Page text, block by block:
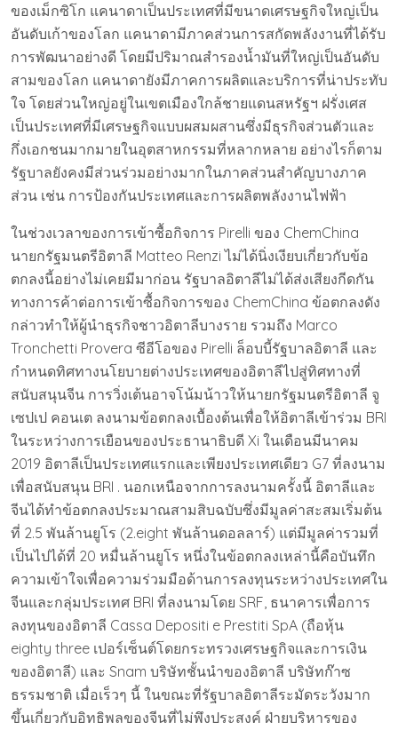
ของเม็กซิโก แคนาดาเป็นประเทศที่มีขนาดเศรษฐกิจใหญ่เป็น
อันดับเก้าของโลก แคนาดามีภาคส่วนการสกัดพลังงานที่ได้รับ
การพัฒนาอย่างดี โดยมีปริมาณสำรองน้ำมันที่ใหญ่เป็นอันดับ
สามของโลก แคนาดายังมีภาคการผลิตและบริการที่น่าประทับ
ใจ โดยส่วนใหญ่อยู่ในเขตเมืองใกล้ชายแดนสหรัฐฯ ฝรั่งเศส
เป็นประเทศที่มีเศรษฐกิจแบบผสมผสานซึ่งมีธุรกิจส่วนตัวและ
กึ่งเอกชนมากมายในอุตสาหกรรมที่หลากหลาย อย่างไรก็ตาม
รัฐบาลยังคงมีส่วนร่วมอย่างมากในภาคส่วนสำคัญบางภาค
ส่วน เช่น การป้องกันประเทศและการผลิตพลังงานไฟฟ้า
ในช่วงเวลาของการเข้าซื้อกิจการ Pirelli ของ ChemChina
นายกรัฐมนตรีอิตาลี Matteo Renzi ไม่ได้นิ่งเงียบเกี่ยวกับข้อ
ตกลงนี้อย่างไม่เคยมีมาก่อน รัฐบาลอิตาลีไม่ได้ส่งเสียงกีดกัน
ทางการค้าต่อการเข้าซื้อกิจการของ ChemChina ข้อตกลงดัง
กล่าวทำให้ผู้นำธุรกิจชาวอิตาลีบางราย รวมถึง Marco
Tronchetti Provera ซีอีโอของ Pirelli ล็อบบี้รัฐบาลอิตาลี และ
กำหนดทิศทางนโยบายต่างประเทศของอิตาลีไปสู่ทิศทางที่
สนับสนุนจีน การวิ่งเต้นอาจโน้มน้าวให้นายกรัฐมนตรีอิตาลี จู
เซปเป คอนเต ลงนามข้อตกลงเบื้องต้นเพื่อให้อิตาลีเข้าร่วม BRI
ในระหว่างการเยือนของประธานาธิบดี Xi ในเดือนมีนาคม
2019 อิตาลีเป็นประเทศแรกและเพียงประเทศเดียว G7 ที่ลงนาม
เพื่อสนับสนุน BRI . นอกเหนือจากการลงนามครั้งนี้ อิตาลีและ
จีนได้ทำข้อตกลงประมาณสามสิบฉบับซึ่งมีมูลค่าสะสมเริ่มต้น
ที่ 2.5 พันล้านยูโร (2.eight พันล้านดอลลาร์) แต่มีมูลค่ารวมที่
เป็นไปได้ที่ 20 หมื่นล้านยูโร หนึ่งในข้อตกลงเหล่านี้คือบันทึก
ความเข้าใจเพื่อความร่วมมือด้านการลงทุนระหว่างประเทศใน
จีนและกลุ่มประเทศ BRI ที่ลงนามโดย SRF, ธนาคารเพื่อการ
ลงทุนของอิตาลี Cassa Depositi e Prestiti SpA (ถือหุ้น
eighty three เปอร์เซ็นต์โดยกระทรวงเศรษฐกิจและการเงิน
ของอิตาลี) และ Snam บริษัทชั้นนำของอิตาลี บริษัทก๊าซ
ธรรมชาติ เมื่อเร็วๆ นี้ ในขณะที่รัฐบาลอิตาลีระมัดระวังมาก
ขึ้นเกี่ยวกับอิทธิพลของจีนที่ไม่พึงประสงค์ ฝ่ายบริหารของ